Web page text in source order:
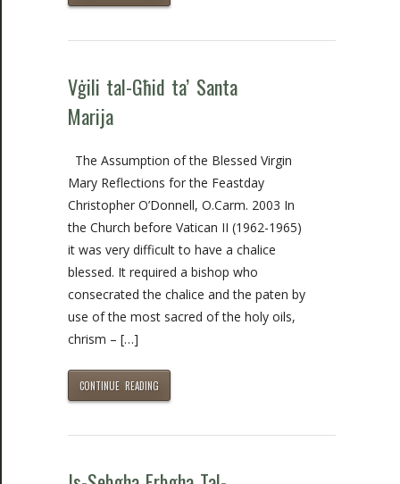
Vġili tal-Għid ta’ Santa
Marija
The Assumption of the Blessed Virgin
Mary Reflections for the Feastday
Christopher O’Donnell, O.Carm. 2003 In
the Church before Vatican II (1962-1965)
it was very difficult to have a chalice
blessed. It required a bishop who
consecrated the chalice and the paten by
use of the most sacred of the holy oils,
chrism – […]
CONTINUE READING